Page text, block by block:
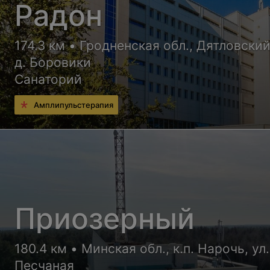
Радон
174.3 км • Гродненская обл.,
д. Боровики
Санаторий
Амплипульстерапия
Приозерный
180.4 км • Минская обл., к.п. Нарочь, ул.
Песчаная